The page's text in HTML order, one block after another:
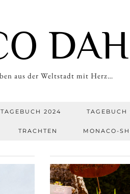
aus der Weltstadt mit Herz…
TAGEBUCH 2024 TAGEBUCH
TRACHTEN MONACO-